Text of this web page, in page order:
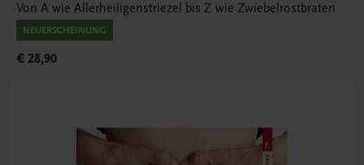
Von A wie Allerheiligenstriezel bis Z wie Zwiebelrostbraten
NEUERSCHEINUNG
€ 28,90